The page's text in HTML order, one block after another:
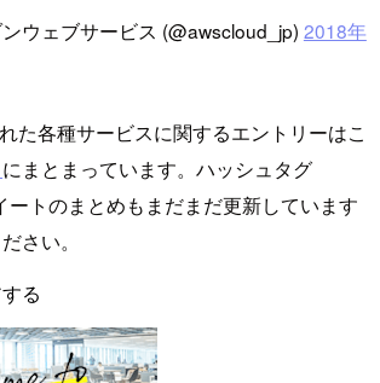
ウェブサービス (@awscloud_jp) 2018年
た各種サービスに関するエントリーはこ
にまとまっています。ハッシュタグ
ートのまとめもまだまだ更新しています
さい。
る